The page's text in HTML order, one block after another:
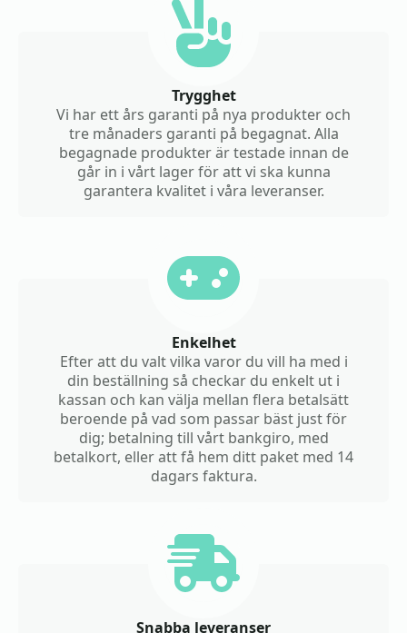
Trygghet
Vi har ett års garanti på nya produkter och
tre månaders garanti på begagnat. Alla
begagnade produkter är testade innan de
går in i vårt lager för att vi ska kunna
garantera kvalitet i våra leveranser.
Enkelhet
Efter att du valt vilka varor du vill ha med i
din beställning så checkar du enkelt ut i
kassan och kan välja mellan flera betalsätt
beroende på vad som passar bäst just för
dig; betalning till vårt bankgiro, med
betalkort, eller att få hem ditt paket med 14
dagars faktura.
Snabba leveranser